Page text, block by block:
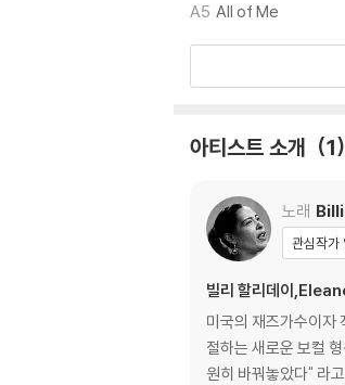
2) LP는 잦은 배송 과정
A5 All of Me
아티스트 소개 1
노래
관심작가
빌리 할리데이
미국의 재즈가수이자
절하는 새로운 보컬
원히 바꿔놓았다" 라